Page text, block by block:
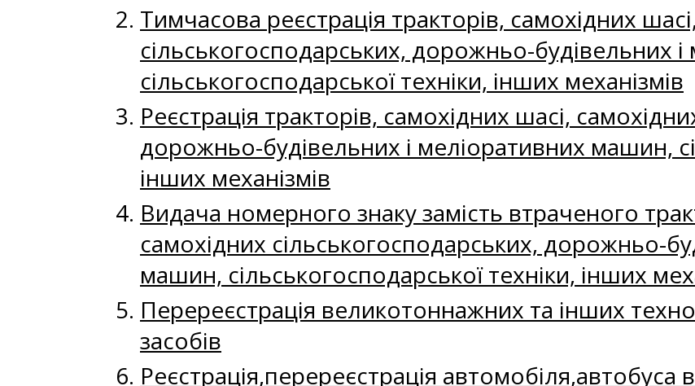
Тимчасова реєстрація тракторів, самохідних
сільськогосподарських, дорожньо-будівельних
сільськогосподарської техніки, інших механізмів
Реєстрація тракторів, самохідних шасі,
дорожньо-будівельних і меліоративних машин,
інших механізмів
Видача номерного знаку замість втраченого
самохідних сільськогосподарських, дорожньо-
машин, сільськогосподарської техніки, інших
Перереєстрація великотоннажних та інших
засобів
Реєстрація,перереєстрація